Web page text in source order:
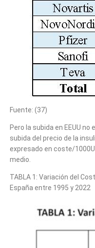
Fuente: (37)
Pero la subida en EEUU
subida del precio de la
expresado en coste/
medio.
TABLA 1: Variación del
España entre 1995 y 2022